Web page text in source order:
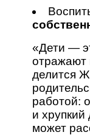
«Дети —
делится
работой:
и хрупкий
может